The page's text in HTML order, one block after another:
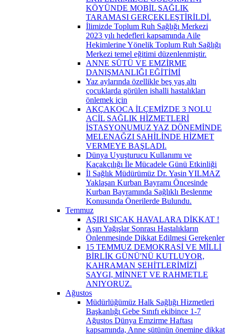
KÖYÜNDE MOBİL SAĞLIK
TARAMASI GERÇEKLEŞTİRİLDİ.
İlimizde Toplum Ruh Sağlığı Merkezi
2023 yılı hedefleri kapsamında Aile
Hekimlerine Yönelik Toplum Ruh Sağlığı
Merkezi temel eğitimi düzenlenmiştir.
ANNE SÜTÜ VE EMZİRME
DANIŞMANLIĞI EĞİTİMİ
Yaz aylarında özellikle beş yaş altı
çocuklarda görülen ishalli hastalıkları
önlemek için
AKÇAKOCA İLÇEMİZDE 3 NOLU
ACİL SAĞLIK HİZMETLERİ
İSTASYONUMUZ YAZ DÖNEMİNDE
MELENAĞZI SAHİLİNDE HİZMET
VERMEYE BAŞLADI.
Dünya Uyuşturucu Kullanımı ve
Kaçakçılığı İle Mücadele Günü Etkinliği
İl Sağlık Müdürümüz Dr. Yasin YILMAZ
Yaklaşan Kurban Bayramı Öncesinde
Kurban Bayramında Sağlıklı Beslenme
Konusunda Önerilerde Bulundu.
Temmuz
AŞIRI SICAK HAVALARA DİKKAT !
Aşırı Yağışlar Sonrası Hastalıkların
Önlenmesinde Dikkat Edilmesi Gerekenler
15 TEMMUZ DEMOKRASİ VE MİLLİ
BİRLİK GÜNÜ'NÜ KUTLUYOR,
KAHRAMAN ŞEHİTLERİMİZİ
SAYGI, MİNNET VE RAHMETLE
ANIYORUZ.
Ağustos
Müdürlüğümüz Halk Sağlığı Hizmetleri
Başkanlığı Gebe Sınıfı ekibince 1-7
Ağustos Dünya Emzirme Haftası
kapsamında, Anne sütünün önemine dikkat